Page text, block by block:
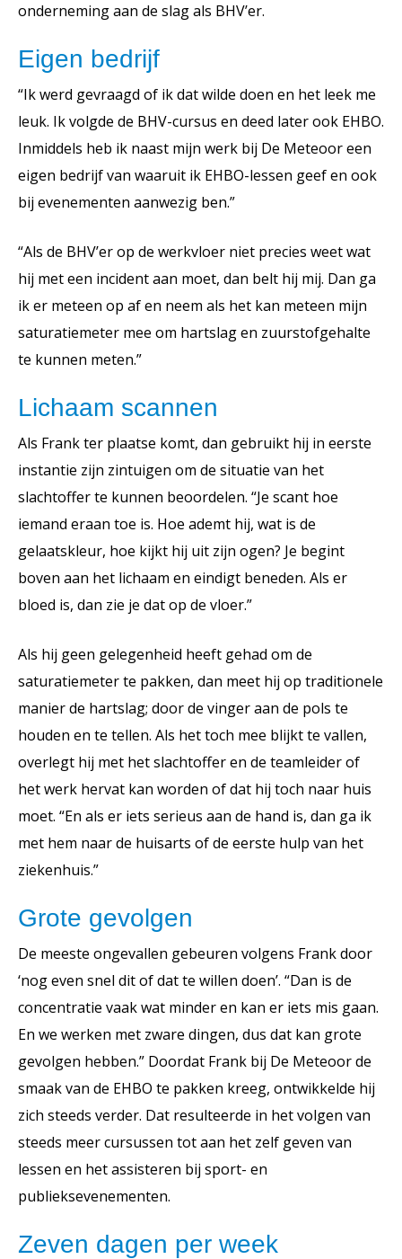
onderneming aan de slag als BHV’er.
Eigen bedrijf
“Ik werd gevraagd of ik dat wilde doen en het leek me
leuk. Ik volgde de BHV-cursus en deed later ook EHBO.
Inmiddels heb ik naast mijn werk bij De Meteoor een
eigen bedrijf van waaruit ik EHBO-lessen geef en ook
bij evenementen aanwezig ben.”
“Als de BHV’er op de werkvloer niet precies weet wat
hij met een incident aan moet, dan belt hij mij. Dan ga
ik er meteen op af en neem als het kan meteen mijn
saturatiemeter mee om hartslag en zuurstofgehalte
te kunnen meten.”
Lichaam scannen
Als Frank ter plaatse komt, dan gebruikt hij in eerste
instantie zijn zintuigen om de situatie van het
slachtoffer te kunnen beoordelen. “Je scant hoe
iemand eraan toe is. Hoe ademt hij, wat is de
gelaatskleur, hoe kijkt hij uit zijn ogen? Je begint
boven aan het lichaam en eindigt beneden. Als er
bloed is, dan zie je dat op de vloer.”
Als hij geen gelegenheid heeft gehad om de
saturatiemeter te pakken, dan meet hij op traditionele
manier de hartslag; door de vinger aan de pols te
houden en te tellen. Als het toch mee blijkt te vallen,
overlegt hij met het slachtoffer en de teamleider of
het werk hervat kan worden of dat hij toch naar huis
moet. “En als er iets serieus aan de hand is, dan ga ik
met hem naar de huisarts of de eerste hulp van het
ziekenhuis.”
Grote gevolgen
De meeste ongevallen gebeuren volgens Frank door
‘nog even snel dit of dat te willen doen’. “Dan is de
concentratie vaak wat minder en kan er iets mis gaan.
En we werken met zware dingen, dus dat kan grote
gevolgen hebben.” Doordat Frank bij De Meteoor de
smaak van de EHBO te pakken kreeg, ontwikkelde hij
zich steeds verder. Dat resulteerde in het volgen van
steeds meer cursussen tot aan het zelf geven van
lessen en het assisteren bij sport- en
publieksevenementen.
Zeven dagen per week